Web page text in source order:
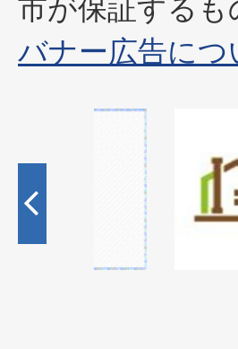
市が保証する
バナー広告につ
枚
目